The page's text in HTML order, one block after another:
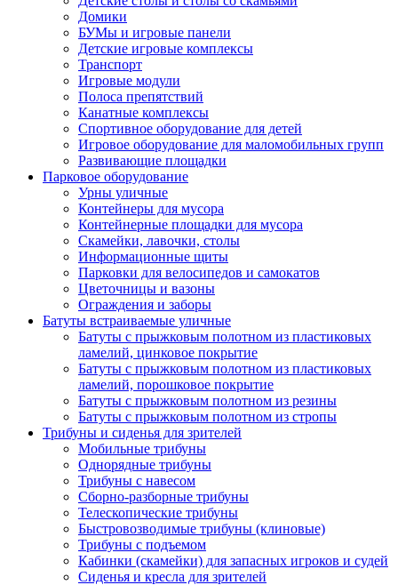
Домики
БУМы и игровые панели
Детские игровые комплексы
Транспорт
Игровые модули
Полоса препятствий
Канатные комплексы
Спортивное оборудование для детей
Игровое оборудование для маломобильных групп
Развивающие площадки
Парковое оборудование
Урны уличные
Контейнеры для мусора
Контейнерные площадки для мусора
Скамейки, лавочки, столы
Информационные щиты
Парковки для велосипедов и самокатов
Цветочницы и вазоны
Ограждения и заборы
Батуты встраиваемые уличные
Батуты с прыжковым полотном из пластиковых
ламелий, цинковое покрытие
Батуты с прыжковым полотном из пластиковых
ламелий, порошковое покрытие
Батуты с прыжковым полотном из резины
Батуты с прыжковым полотном из стропы
Трибуны и сиденья для зрителей
Мобильные трибуны
Однорядные трибуны
Трибуны с навесом
Сборно-разборные трибуны
Телескопические трибуны
Быстровозводимые трибуны (клиновые)
Трибуны с подъемом
Кабинки (скамейки) для запасных игроков и судей
Сиденья и кресла для зрителей